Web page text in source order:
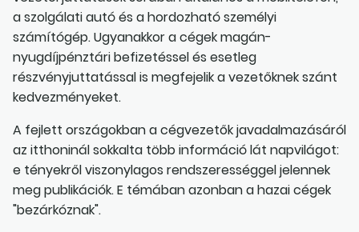
a szolgálati autó és a hordozható személyi
számítógép. Ugyanakkor a cégek magán-
nyugdíjpénztári befizetéssel és esetleg
részvényjuttatással is megfejelik a vezetőknek szánt
kedvezményeket.
A fejlett országokban a cégvezetők javadalmazásáról
az itthoninál sokkalta több információ lát napvilágot:
e tényekről viszonylagos rendszerességgel jelennek
meg publikációk. E témában azonban a hazai cégek
"bezárkóznak".